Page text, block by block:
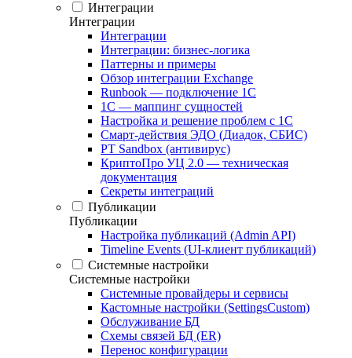
Интеграции
Интеграции
Интеграции
Интеграции: бизнес-логика
Паттерны и примеры
Обзор интеграции Exchange
Runbook — подключение 1С
1С — маппинг сущностей
Настройка и решение проблем с 1С
Смарт-действия ЭДО (Диадок, СБИС)
PT Sandbox (антивирус)
КриптоПро УЦ 2.0 — техническая
документация
Секреты интеграций
Публикации
Публикации
Настройка публикаций (Admin API)
Timeline Events (UI-клиент публикаций)
Системные настройки
Системные настройки
Системные провайдеры и сервисы
Кастомные настройки (SettingsCustom)
Обслуживание БД
Схемы связей БД (ER)
Перенос конфигурации